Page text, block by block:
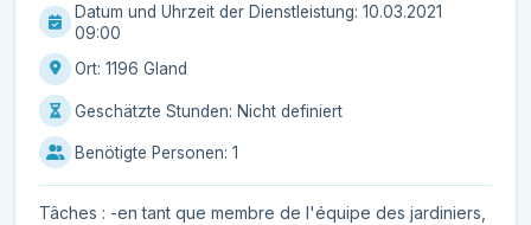
Datum und Uhrzeit der Dienstleistung: 10.03.2021
09:00
Ort: 1196 Gland
Geschätzte Stunden: Nicht definiert
Benötigte Personen: 1
Tâches : -en tant que membre de l'équipe des jardiniers,